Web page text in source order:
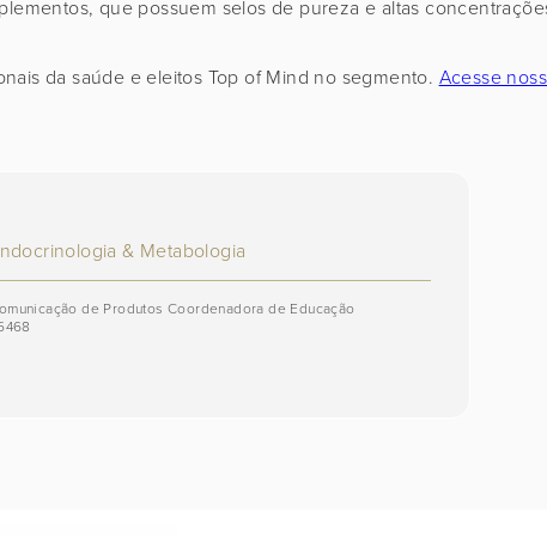
que possuem selos de pureza e altas
da saúde e eleitos Top of Mind no segmento. Acesse
& Metabologia
de Produtos Coordenadora de Educação